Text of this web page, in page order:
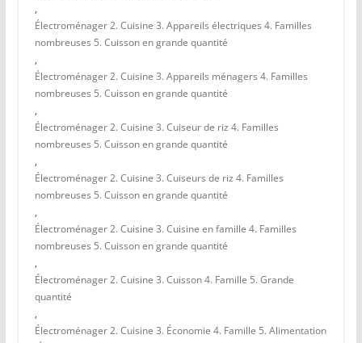
,
Électroménager 2. Cuisine 3. Appareils électriques 4. Familles
nombreuses 5. Cuisson en grande quantité
,
Électroménager 2. Cuisine 3. Appareils ménagers 4. Familles
nombreuses 5. Cuisson en grande quantité
,
Électroménager 2. Cuisine 3. Cuiseur de riz 4. Familles
nombreuses 5. Cuisson en grande quantité
,
Électroménager 2. Cuisine 3. Cuiseurs de riz 4. Familles
nombreuses 5. Cuisson en grande quantité
,
Électroménager 2. Cuisine 3. Cuisine en famille 4. Familles
nombreuses 5. Cuisson en grande quantité
,
Électroménager 2. Cuisine 3. Cuisson 4. Famille 5. Grande
quantité
,
Électroménager 2. Cuisine 3. Économie 4. Famille 5. Alimentation